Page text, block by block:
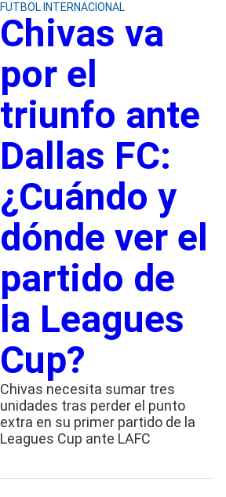
FUTBOL INTERNACIONAL
Chivas va
por el
triunfo ante
Dallas FC:
¿Cuándo y
dónde ver el
partido de
la Leagues
Cup?
Chivas necesita sumar tres
unidades tras perder el punto
extra en su primer partido de la
Leagues Cup ante LAFC